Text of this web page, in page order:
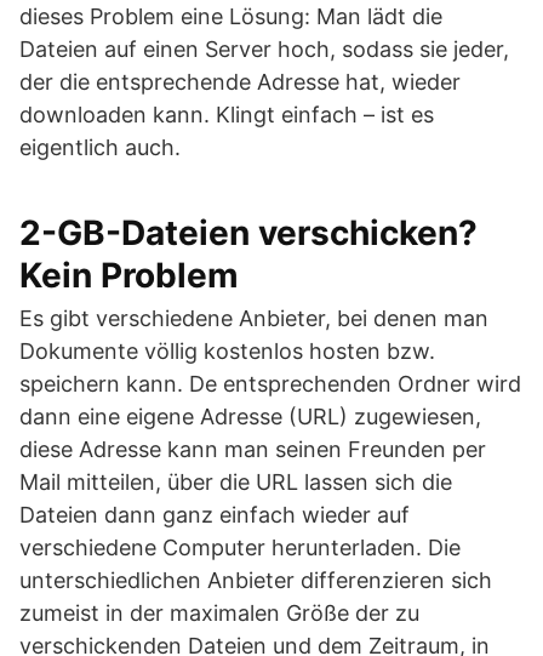
dieses Problem eine Lösung: Man lädt die
Dateien auf einen Server hoch, sodass sie jeder,
der die entsprechende Adresse hat, wieder
downloaden kann. Klingt einfach – ist es
eigentlich auch.
2-GB-Dateien verschicken?
Kein Problem
Es gibt verschiedene Anbieter, bei denen man
Dokumente völlig kostenlos hosten bzw.
speichern kann. De entsprechenden Ordner wird
dann eine eigene Adresse (URL) zugewiesen,
diese Adresse kann man seinen Freunden per
Mail mitteilen, über die URL lassen sich die
Dateien dann ganz einfach wieder auf
verschiedene Computer herunterladen. Die
unterschiedlichen Anbieter differenzieren sich
zumeist in der maximalen Größe der zu
verschickenden Dateien und dem Zeitraum, in